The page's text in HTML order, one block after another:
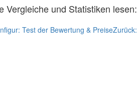
Vergleiche und Statistiken lesen:
Test der Bewertung & PreiseZurück: